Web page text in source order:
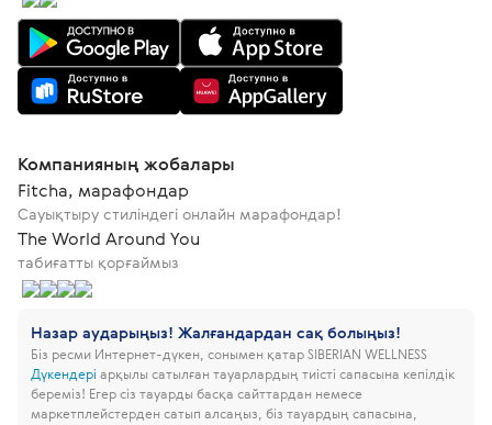
Компанияның жобалары
Fitcha, марафондар
Сауықтыру стиліндегі онлайн марафондар!
The World Around You
табиғатты қорғаймыз
Назар аударыңыз! Жалғандардан сақ болыңыз!
Біз ресми Интернет-дүкен, сонымен қатар SIBERIAN WELLNESS
Дүкендері арқылы сатылған тауарлардың тиісті сапасына кепілдік
береміз! Егер сіз тауарды басқа сайттардан немесе
маркетплейстерден сатып алсаңыз, біз тауардың сапасына,